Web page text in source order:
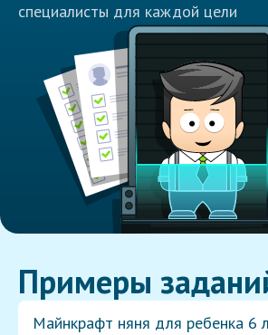
специалисты для каждой цели
Примеры
Майнкрафт няня для ребенка 6